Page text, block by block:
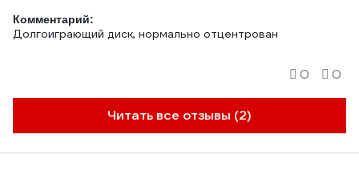
Комментарий:
Долгоиграющий диск, нормально отцентрован
Читать все отзывы (2)
0 0